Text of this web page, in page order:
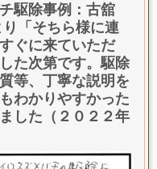
駆除事例：古舘
「 そちら様に連
ぐに来ていただ
た次第です。 駆除
等、丁寧な説明を
わかりやすかった
した（２０２２年